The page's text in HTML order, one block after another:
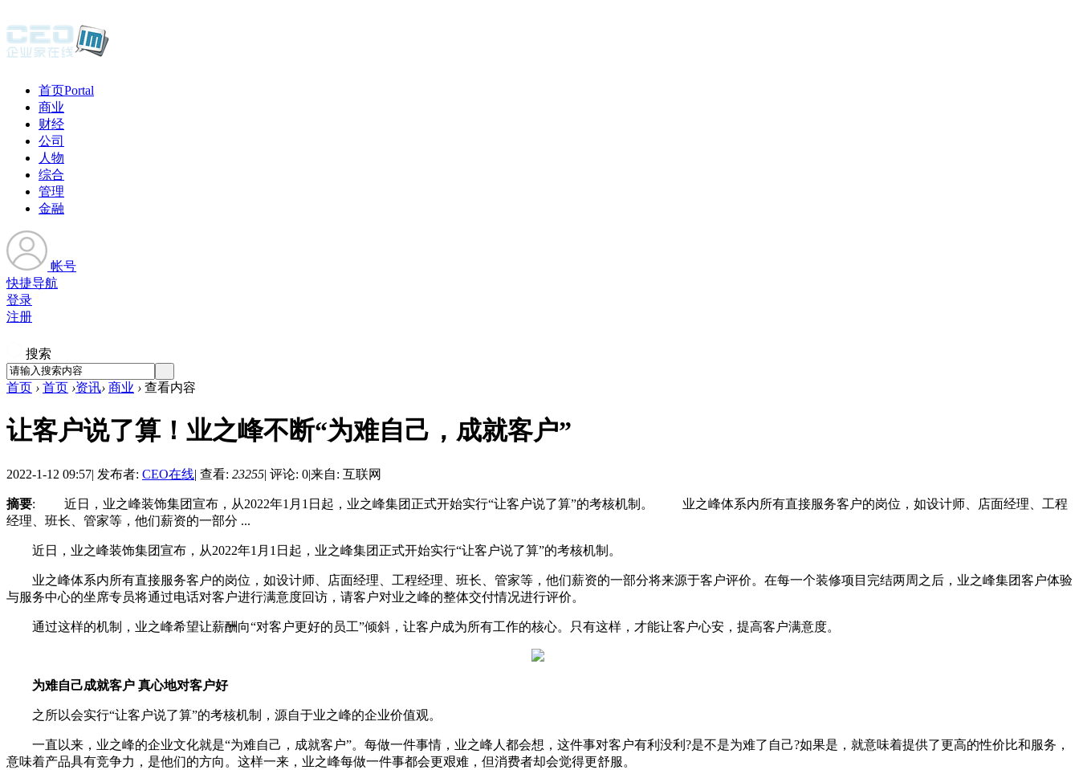
首页Portal
商业
财经
公司
人物
综合
管理
金融
帐号
快捷导航
登录
注册
搜索
首页 › 首页 ›资讯› 商业 › 查看内容
让客户说了算！业之峰不断“为难自己，成就客户”
2022-1-12 09:57| 发布者: CEO在线| 查看: 23255| 评论: 0|来自: 互联网
摘要: 近日，业之峰装饰集团宣布，从2022年1月1日起，业之峰集团正式开始实行“让客户说了算”的考核机制。 业之峰体系内所有直接服务客户的岗位，如设计师、店面经理、工程
经理、班长、管家等，他们薪资的一部分 ...
近日，业之峰装饰集团宣布，从2022年1月1日起，业之峰集团正式开始实行“让客户说了算”的考核机制。
业之峰体系内所有直接服务客户的岗位，如设计师、店面经理、工程经理、班长、管家等，他们薪资的一部分将来源于客户评价。在每一个装修项目完结两周之后，业之峰集团客户体验
与服务中心的坐席专员将通过电话对客户进行满意度回访，请客户对业之峰的整体交付情况进行评价。
通过这样的机制，业之峰希望让薪酬向“对客户更好的员工”倾斜，让客户成为所有工作的核心。只有这样，才能让客户心安，提高客户满意度。
为难自己成就客户 真心地对客户好
之所以会实行“让客户说了算”的考核机制，源自于业之峰的企业价值观。
一直以来，业之峰的企业文化就是“为难自己，成就客户”。每做一件事情，业之峰人都会想，这件事对客户有利没利?是不是为难了自己?如果是，就意味着提供了更高的性价比和服务，
意味着产品具有竞争力，是他们的方向。这样一来，业之峰每做一件事都会更艰难，但消费者却会觉得更舒服。